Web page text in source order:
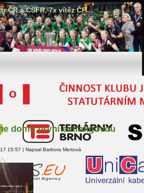
ČR a ČSFR, 7x vítěz ČP
domů první extraligovou
15:57 |Napsal Barbora Mertová